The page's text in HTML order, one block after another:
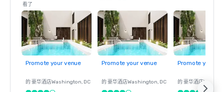
看了
Promote your venue
的 豪华酒店Washington, DC
Promote your venue
的 豪华酒店Washington, DC
Promote your
的 豪华酒店